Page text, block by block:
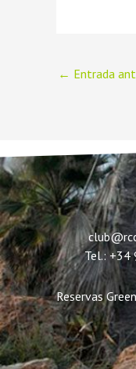
← Entrada
Tel.: +34
Reservas